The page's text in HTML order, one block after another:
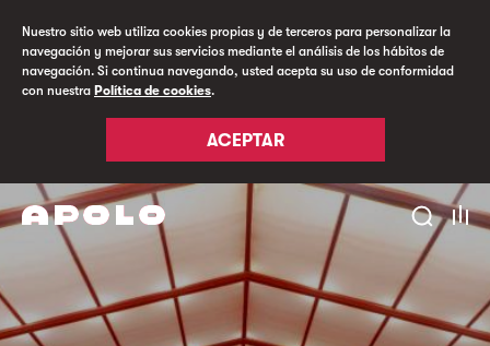
Nuestro sitio web utiliza cookies propias y de terceros para personalizar la
navegación y mejorar sus servicios mediante el análisis de los hábitos de
navegación. Si continua navegando, usted acepta su uso de conformidad
con nuestra Política de cookies.
ACEPTAR